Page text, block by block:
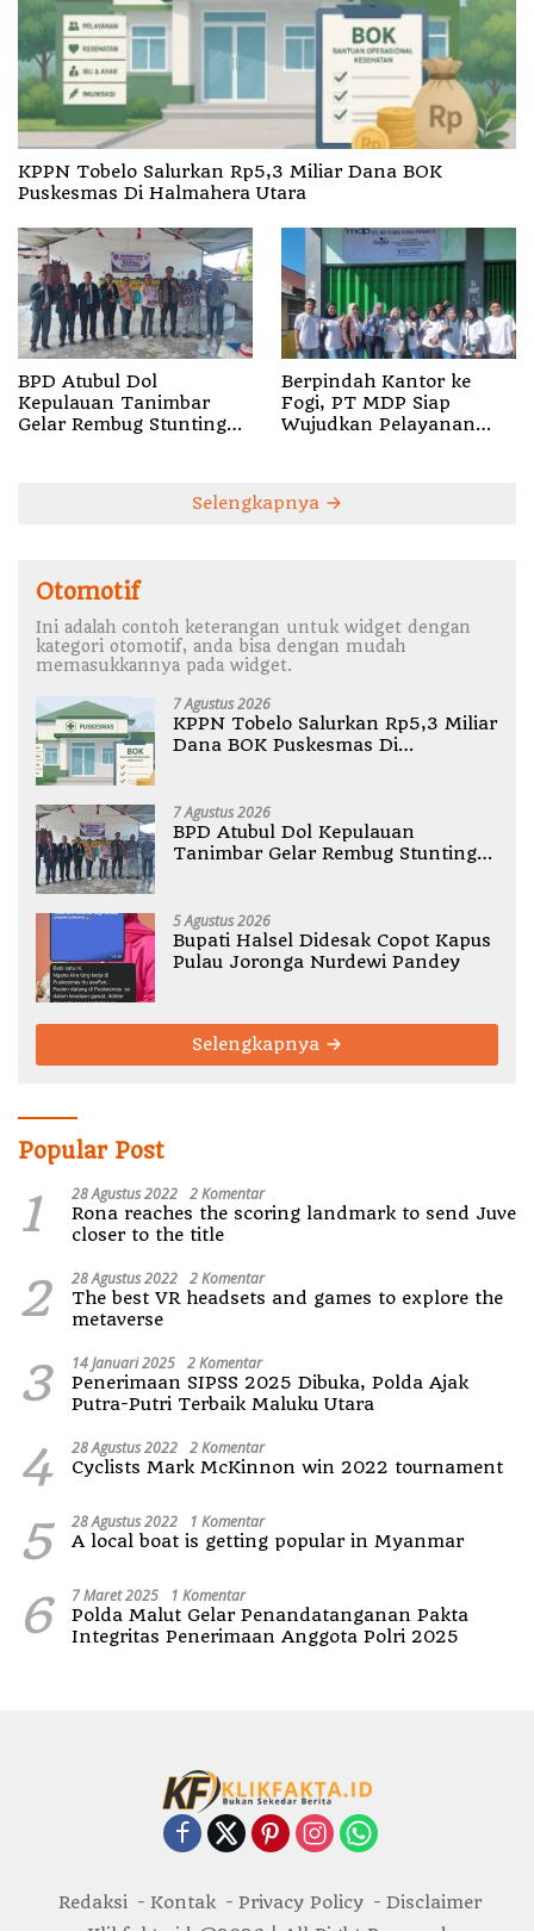
KPPN Tobelo Salurkan Rp5,3 Miliar Dana BOK
Puskesmas Di Halmahera Utara
BPD Atubul Dol
Kepulauan Tanimbar
Gelar Rembug Stunting
Berpindah Kantor ke
Fogi, PT MDP Siap
Wujudkan Pelayanan
Selengkapnya
Otomotif
Ini adalah contoh keterangan untuk widget dengan
kategori otomotif, anda bisa dengan mudah
memasukkannya pada widget.
7 Agustus 2026
KPPN Tobelo Salurkan Rp5,3 Miliar
Dana BOK Puskesmas Di
7 Agustus 2026
BPD Atubul Dol Kepulauan
Tanimbar Gelar Rembug Stunting
5 Agustus 2026
Bupati Halsel Didesak Copot Kapus
Pulau Joronga Nurdewi Pandey
Selengkapnya
Popular Post
1 28 Agustus 2022 2 Komentar
Rona reaches the scoring landmark to send Juve
closer to the title
2 28 Agustus 2022 2 Komentar
The best VR headsets and games to explore the
metaverse
3 14 Januari 2025 2 Komentar
Penerimaan SIPSS 2025 Dibuka, Polda Ajak
Putra-Putri Terbaik Maluku Utara
4 28 Agustus 2022 2 Komentar
Cyclists Mark McKinnon win 2022 tournament
5 28 Agustus 2022 1 Komentar
A local boat is getting popular in Myanmar
6 7 Maret 2025 1 Komentar
Polda Malut Gelar Penandatanganan Pakta
Integritas Penerimaan Anggota Polri 2025
Redaksi Kontak Privacy Policy
Disclaimer